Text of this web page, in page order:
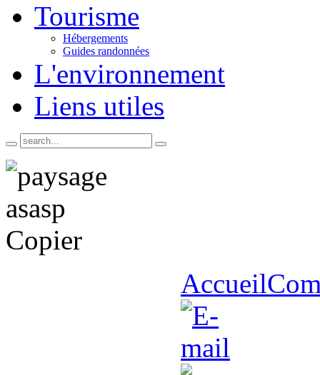
Tourisme
Hébergements
Guides randonnées
L'environnement
Liens utiles
Accueil